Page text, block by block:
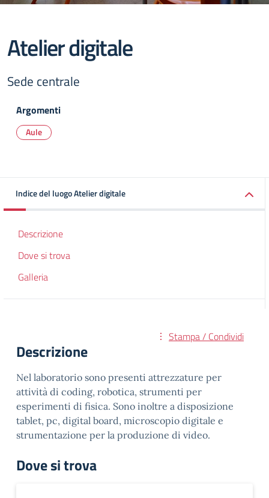
Atelier digitale
Sede centrale
Argomenti
Aule
Indice del luogo Atelier digitale
Descrizione
Dove si trova
Galleria
Stampa / Condividi
Descrizione
Nel laboratorio sono presenti attrezzature per
attività di coding, robotica, strumenti per
esperimenti di fisica. Sono inoltre a disposizione
tablet, pc, digital board, microscopio digitale e
strumentazione per la produzione di video.
Dove si trova